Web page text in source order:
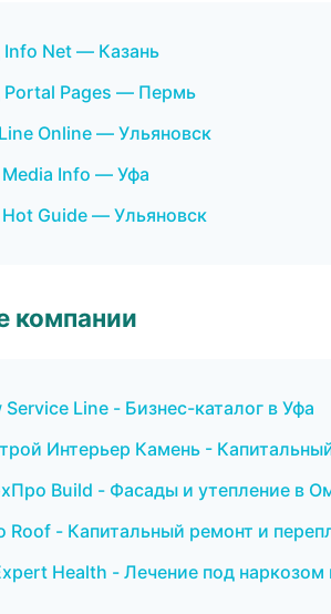
Info Net — Казань
Portal Pages — Пермь
Online — Ульяновск
Info — Уфа
Guide — Ульяновск
компании
Service Line - Бизнес-каталог в Уфа
Интерьер Камень -
Build - Фасады и утепление в
Roof - Капитальный ремонт и
Health - Лечение под наркозом